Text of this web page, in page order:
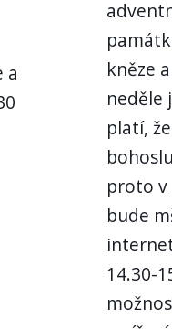
a
kněze
neděle
platí,
proto v
bude
14.30-